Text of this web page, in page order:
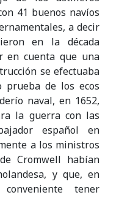
41 buenos navíos
a decir
en la década
en cuenta que una
se efectuaba
prueba de los ecos
naval, en 1652,
la guerra con las
español en
a los ministros
Cromwell habían
y que, en
tener